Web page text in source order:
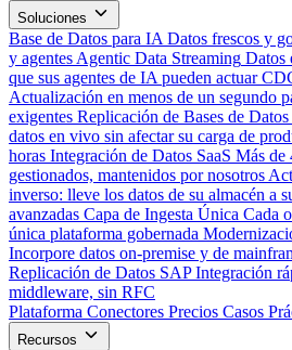
Soluciones
Base de Datos para IA Datos frescos y
y agentes Agentic Data Streaming Datos
que sus agentes de IA pueden actuar
Actualización en menos de un segundo
exigentes Replicación de Bases de Datos
datos en vivo sin afectar su carga de
horas Integración de Datos SaaS Más de
gestionados, mantenidos por nosotros
inverso: lleve los datos de su almacén a
avanzadas Capa de Ingesta Única Cada
única plataforma gobernada
Incorpore datos on-premise y de
Replicación de Datos SAP Integración
middleware, sin RFC
Plataforma Conectores Precios Casos
Recursos